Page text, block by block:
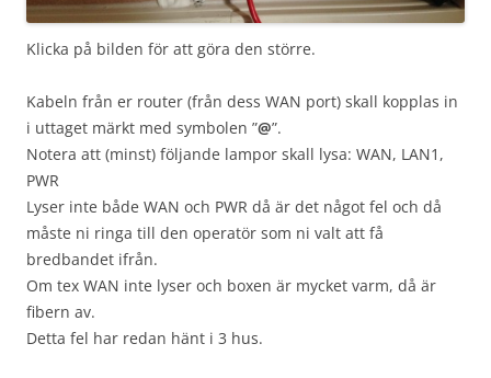
Klicka på bilden för att göra den större.
Kabeln från er router (från dess WAN port) skall kopplas in
i uttaget märkt med symbolen ”@”.
Notera att (minst) följande lampor skall lysa: WAN, LAN1,
PWR
Lyser inte både WAN och PWR då är det något fel och då
måste ni ringa till den operatör som ni valt att få
bredbandet ifrån.
Om tex WAN inte lyser och boxen är mycket varm, då är
fibern av.
Detta fel har redan hänt i 3 hus.